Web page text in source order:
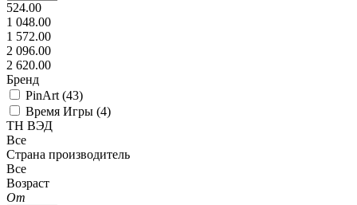
524.00
1 048.00
1 572.00
2 096.00
2 620.00
Бренд
PinArt (43)
Время Игры (4)
ТН ВЭД
Все
Страна производитель
Все
Возраст
От